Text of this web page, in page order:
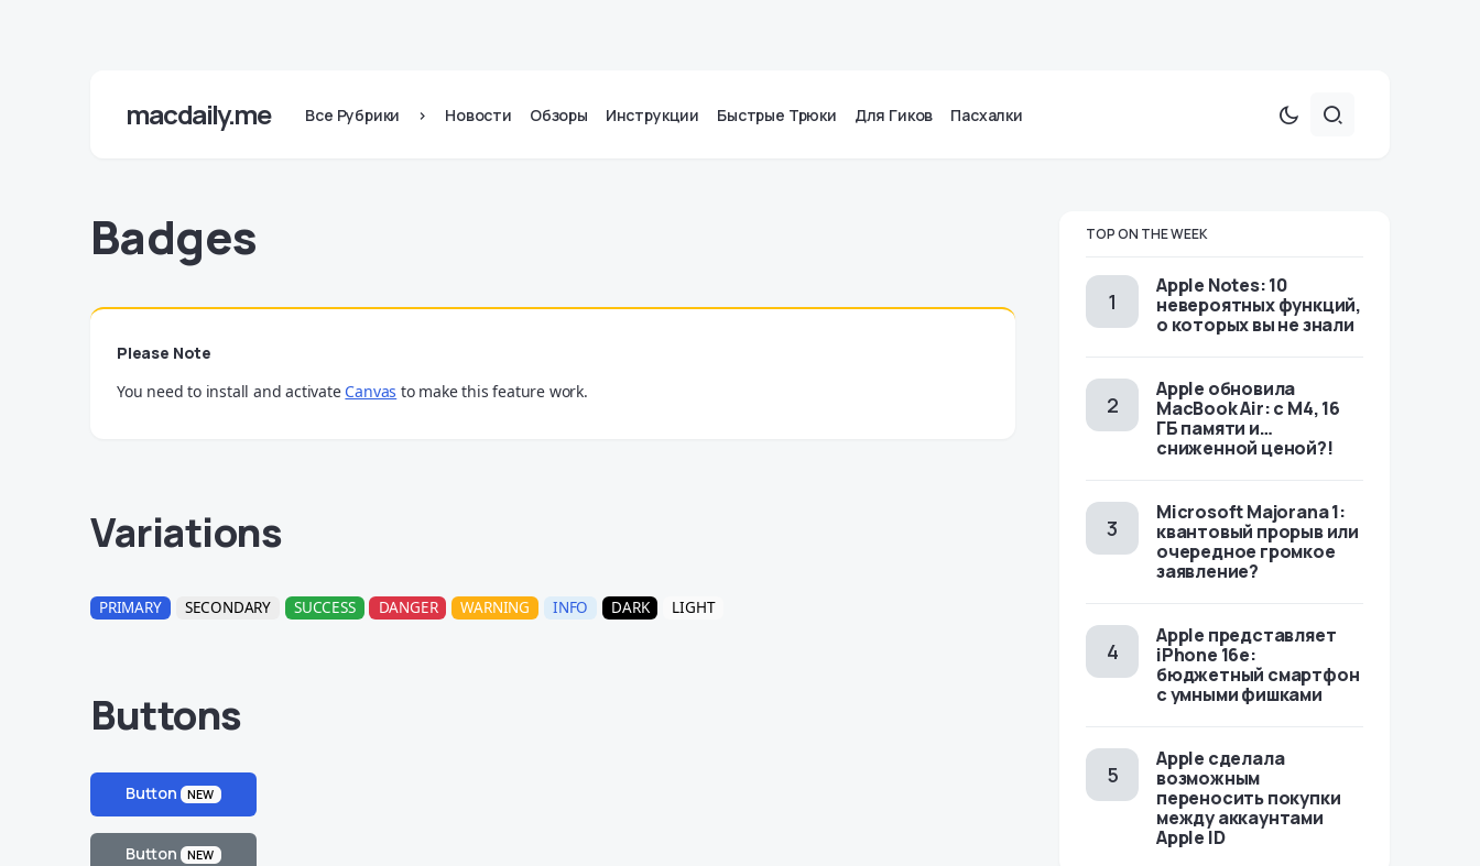
macdaily.me Все Рубрики > Новости Обзоры Инструкции Быстрые Трюки Для Гиков Пасхалки
Badges
Please Note
You need to install and activate Canvas to make this feature work.
Variations
PRIMARY SECONDARY SUCCESS DANGER WARNING INFO DARK LIGHT
Buttons
Button NEW
Button NEW
TOP ON THE WEEK
Apple Notes: 10
невероятных функций,
о которых вы не знали
Apple обновила
MacBook Air: с M4, 16
ГБ памяти и…
сниженной ценой?!
Microsoft Majorana 1:
квантовый прорыв или
очередное громкое
заявление?
Apple представляет
iPhone 16e:
бюджетный смартфон
с умными фишками
Apple сделала
возможным
переносить покупки
между аккаунтами
Apple ID